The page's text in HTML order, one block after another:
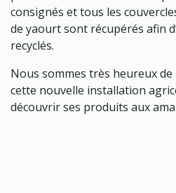
consignés et tous les
de yaourt sont récupérés afin
recyclés.
Nous sommes très heureux
cette nouvelle installation
découvrir ses produits aux